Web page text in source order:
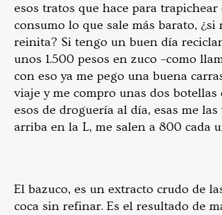
esos tratos que hace para trapichear
consumo lo que sale más barato, ¿si
reinita? Si tengo un buen día
unos 1.500 pesos en zuco –como
con eso ya me pego una buena
viaje y me compro unas dos botellas
esos de droguería al día, esas me
arriba en la L, me salen a 800 cada
El bazuco, es un extracto crudo de
coca sin refinar. Es el resultado de